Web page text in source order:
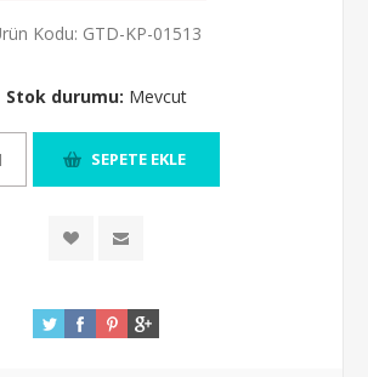
Kodu: GTD-KP-01513
Stok durumu: Mevcut